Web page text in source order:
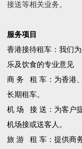
接送等相关业务。
服务项目
香港接待租车：我们
乐及饮食的专业意见
商 务 租 车：为香港
长期租车。
机 场 接 送：为客户
机场接或送客人。
旅 游 租 车：提供商